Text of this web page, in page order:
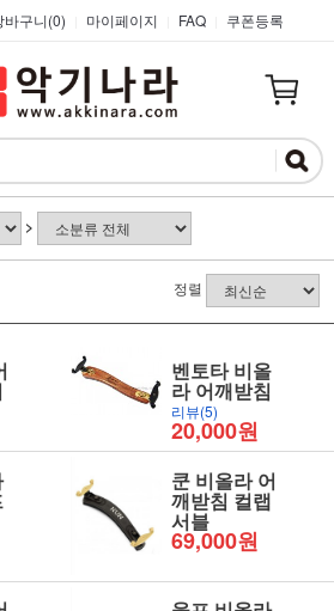
바구니(0) 마이페이지 FAQ 쿠폰등록
>
정렬
벤토타 비올
라 어깨받침
리뷰(5)
20,000원
쿤 비올라 어
깨받침 컬랩
서블
69,000원